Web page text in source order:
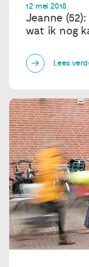
12 mei 2018
Jeanne
wat ik nog
Lees